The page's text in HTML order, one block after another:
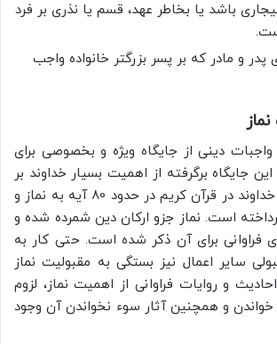
باشد یا بخاطر عهد، قسم یا نذری بر فرد
پدر و مادر که بر پسر بزرگتر خانواده واجب
دینی از جایگاه ویژه و بخصوصی برای
جایگاه برگرفته از اهمیت بسیار خداوند بر
نماز نشأت میگیرد. خداوند در قرآن کریم در حدود 80 آیه به نماز و
است. نماز جزو ارکان دین شمرده شده و
فراوانی برای آن ذکر شده است. حتی کار به
سایر اعمال نیز بستگی به مقبولیت نماز
احادیث و روایات فراوانی از اهمیت نماز، لزوم
خواندن و همچنین آثار سوء نخواندن آن وجود